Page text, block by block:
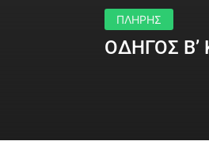
ΠΛΗΡΗΣ
ΟΔΗΓΟΣ Β’